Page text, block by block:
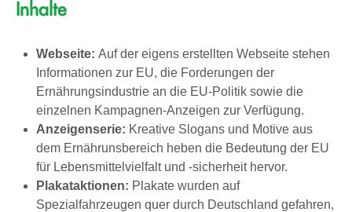
Inhalte
Webseite: Auf der eigens erstellten Webseite stehen
Informationen zur EU, die Forderungen der
Ernährungsindustrie an die EU-Politik sowie die
einzelnen Kampagnen-Anzeigen zur Verfügung.
Anzeigenserie: Kreative Slogans und Motive aus
dem Ernährunsbereich heben die Bedeutung der EU
für Lebensmittelvielfalt und -sicherheit hervor.
Plakataktionen: Plakate wurden auf
Spezialfahrzeugen quer durch Deutschland gefahren,